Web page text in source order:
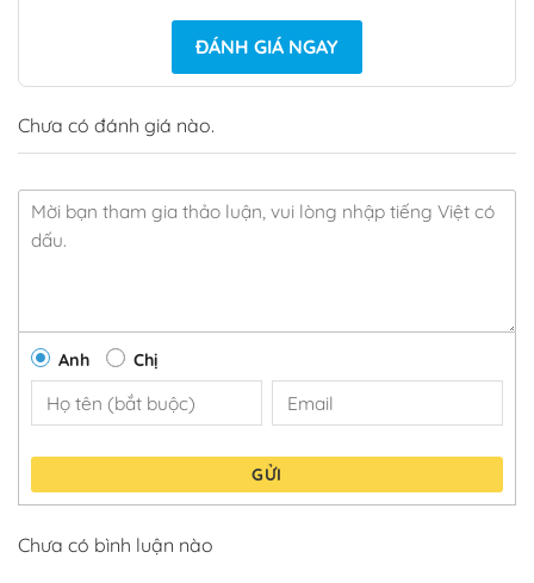
ĐÁNH GIÁ NGAY
Chưa có đánh giá nào.
Anh Chị
GỬI
Chưa có bình luận nào